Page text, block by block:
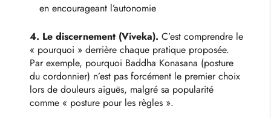
en encourageant l’autonomie
4. Le discernement (Viveka). C’est comprendre le
« pourquoi » derrière chaque pratique proposée.
Par exemple, pourquoi Baddha Konasana (posture
du cordonnier) n’est pas forcément le premier choix
lors de douleurs aiguës, malgré sa popularité
comme « posture pour les règles ».